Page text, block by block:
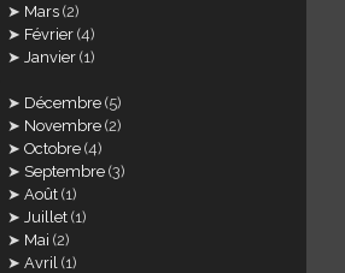
Mars (2)
Février (4)
Janvier (1)
Décembre (5)
Novembre (2)
Octobre (4)
Septembre (3)
Août (1)
Juillet (1)
Mai (2)
Avril (1)